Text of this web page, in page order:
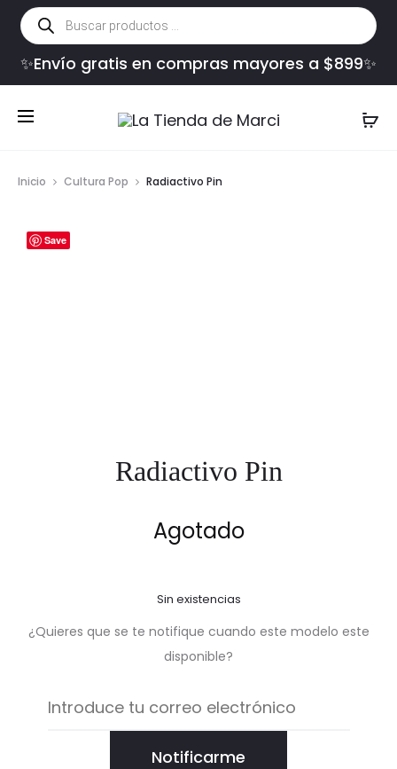
Búsqueda
de
productos
✨Envío gratis en compras mayores a $899✨
Inicio Cultura Pop Radiactivo Pin
Save
Radiactivo Pin
Agotado
Sin existencias
¿Quieres que se te notifique cuando este modelo este
disponible?
Notificarme